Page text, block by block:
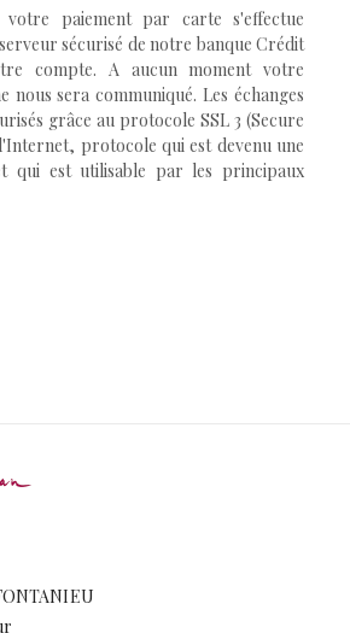
votre paiement par carte s'effectue
sécurisé de notre banque Crédit
compte. A aucun moment votre
nous sera communiqué. Les échanges
grâce au protocole SSL 3 (Secure
protocole qui est devenu une
qui est utilisable par les principaux